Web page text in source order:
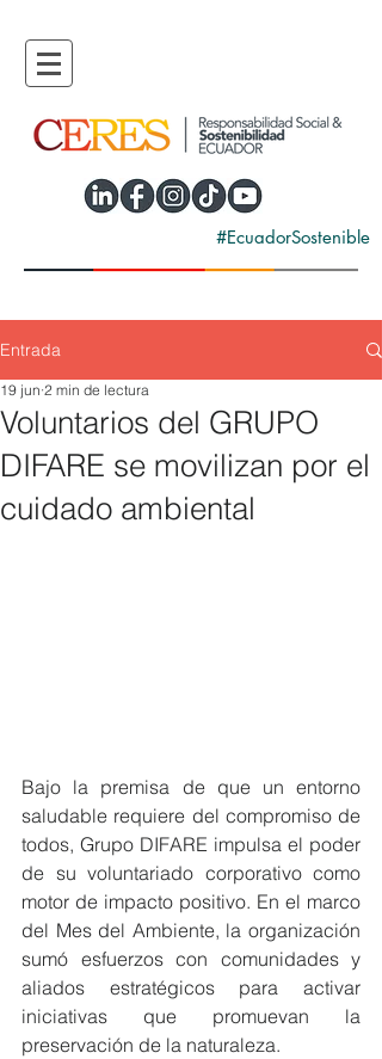
#EcuadorSostenible
Entrada
Voluntarios del GRUPO
DIFARE se movilizan por el
cuidado ambiental
19 jun 2 min de lectura
Bajo la premisa de que un entorno
saludable requiere del compromiso de
todos, Grupo DIFARE impulsa el poder
de su voluntariado corporativo como
motor de impacto positivo. En el marco
del Mes del Ambiente, la organización
sumó esfuerzos con comunidades y
aliados estratégicos para activar
iniciativas que promuevan la
preservación de la naturaleza.